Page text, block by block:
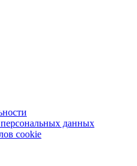
данных
cookie